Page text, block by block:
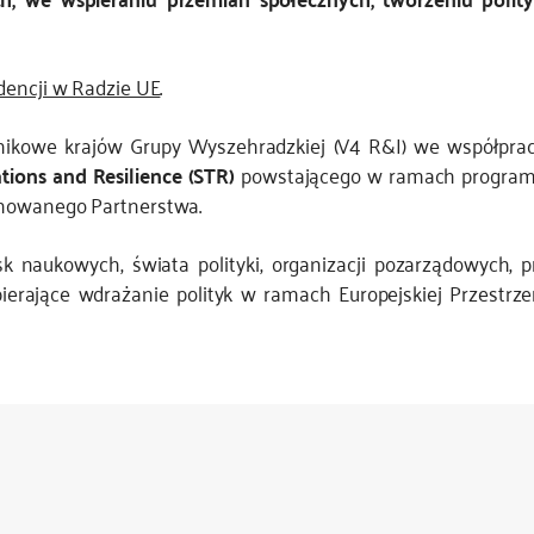
w Radzie UE.
krajów Grupy Wyszehradzkiej (V4 R&I) we
and Resilience (STR)powstającego w ramach
Partnerstwa.
naukowych, świata polityki, organizacji
wdrażanie polityk w ramach Europejskiej